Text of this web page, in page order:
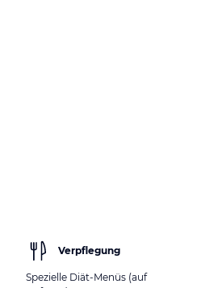
Verpflegung
Spezielle Diät-Menüs (auf